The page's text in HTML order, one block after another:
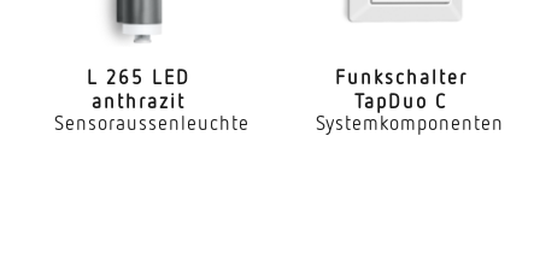
Montagehöhe max
Leistung
8,3 W
L 265 LED
anthrazit
Sensoraussenleuchte
Funk­schalter
TapDuo C
Systemkomponenten